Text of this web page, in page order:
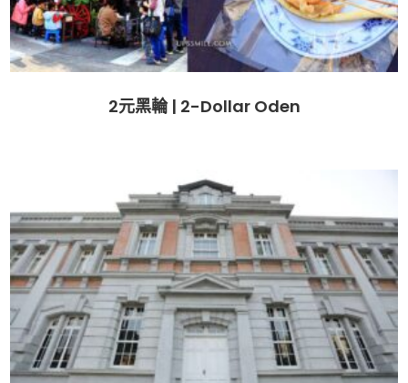
2元黑輪 | 2-Dollar Oden